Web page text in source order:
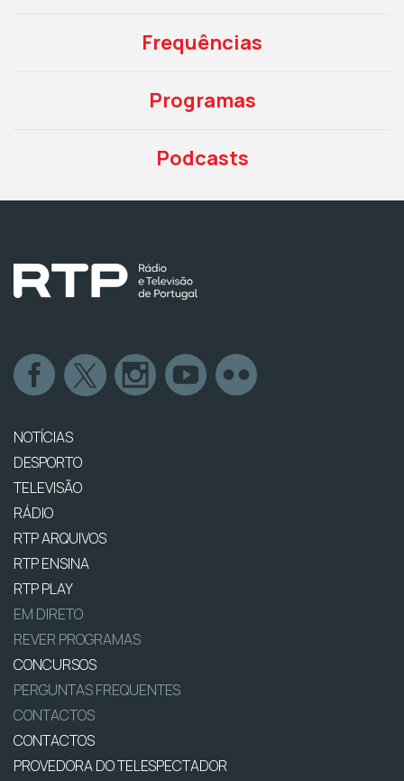
Frequências
Programas
Podcasts
NOTÍCIAS
DESPORTO
TELEVISÃO
RÁDIO
RTP ARQUIVOS
RTP ENSINA
RTP PLAY
EM DIRETO
REVER PROGRAMAS
CONCURSOS
PERGUNTAS FREQUENTES
CONTACTOS
CONTACTOS
PROVEDORA DO TELESPECTADOR